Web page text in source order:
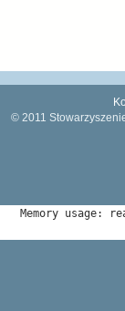
© 2011
Memory usage: